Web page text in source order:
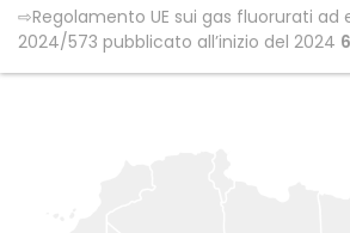
Regolamento UE sui gas fluorurati ad
2024/573 pubblicato all’inizio del 2024